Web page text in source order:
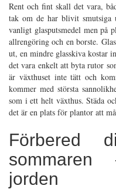
Rent och fint skall det vara,
tak om de har blivit smutsiga
vanligt glasputsmedel men på
allrengöring och en borste.
ut, en mindre glasskiva kostar
det vara enkelt att byta rutor
är växthuset inte tätt och
kommer med största
som i ett helt växthus. Städa
det är en plats för plantor att
Förbered
jorden